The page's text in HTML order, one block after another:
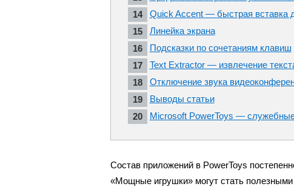
Quick Accent — быстрая вставка
Линейка экрана
Подсказки по сочетаниям клавиш
Text Extractor — извлечение
Отключение звука
Выводы статьи
Microsoft PowerToys —
Состав приложений в PowerToys
«Мощные игрушки» могут стать